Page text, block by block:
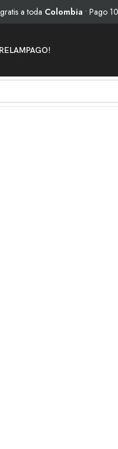
a todaColombia• Pago 100%
perro Fendi – (rojo – gris